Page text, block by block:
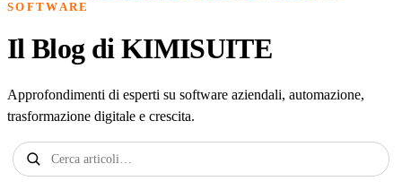
SOFTWARE
Il Blog di KIMISUITE
Approfondimenti di esperti su software aziendali, automazione,
trasformazione digitale e crescita.